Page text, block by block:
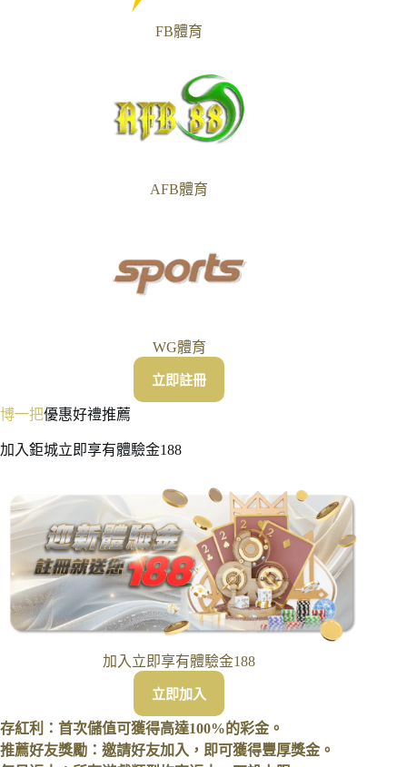
FB體育
AFB體育
WG體育
立即註冊
博一把優惠好禮推薦
加入鉅城立即享有體驗金188
加入立即享有體驗金188
立即加入
存紅利：首次儲值可獲得高達100%的彩金。
推薦好友獎勵：邀請好友加入，即可獲得豐厚獎金。